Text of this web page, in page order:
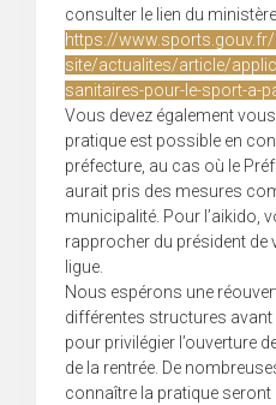
consulter le lien du
https://
site/actualites/article/
sanitaires-pour-le-sport-a-
Vous devez également
pratique est possible en
préfecture, au cas où le
aurait pris des mesures
municipalité. Pour l’aikido,
rapprocher du président de
ligue.
Nous espérons une
différentes structures avant
pour privilégier l’ouverture
de la rentrée. De
connaître la pratique